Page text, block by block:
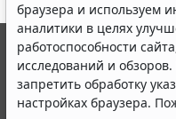
браузера и используем
аналитики в целях
работоспособности
исследований и
запретить обработку
настройках браузера.
© ООО "НПП "ГАРАНТ-
выпускается с 1990
являются участниками